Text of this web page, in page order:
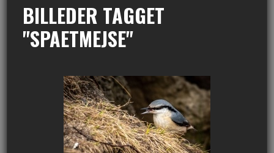
BILLEDER TAGGET
"SPAETMEJSE"